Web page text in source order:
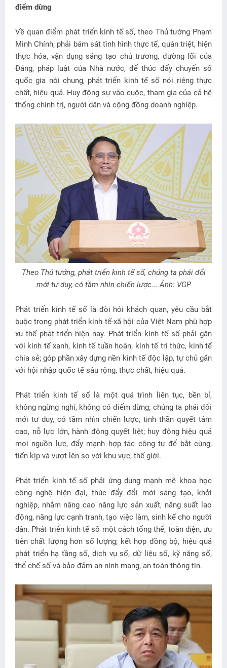
điểm dừng
Về quan điểm phát triển kinh tế số, theo Thủ tướng Phạm
Minh Chính, phải bám sát tình hình thực tế, quán triệt, hiện
thực hóa, vận dụng sáng tạo chủ trương, đường lối của
Đảng, pháp luật của Nhà nước, để thúc đẩy chuyển số
quốc gia nói chung, phát triển kinh tế số nói riêng thực
chất, hiệu quả. Huy động sự vào cuộc, tham gia của cả hệ
thống chính trị, người dân và cộng đồng doanh nghiệp.
Theo Thủ tướng, phát triển kinh tế số, chúng ta phải đổi
mới tư duy, có tầm nhìn chiến lược... Ảnh: VGP
Phát triển kinh tế số là đòi hỏi khách quan, yêu cầu bắt
buộc trong phát triển kinh tế-xã hội của Việt Nam phù hợp
xu thế phát triển hiện nay. Phát triển kinh tế số phải gắn
với kinh tế xanh, kinh tế tuần hoàn, kinh tế tri thức, kinh tế
chia sẻ; góp phần xây dựng nền kinh tế độc lập, tự chủ gắn
với hội nhập quốc tế sâu rộng, thực chất, hiệu quả.
Phát triển kinh tế số là một quá trình liên tục, bền bỉ,
không ngừng nghỉ, không có điểm dừng; chúng ta phải đổi
mới tư duy, có tầm nhìn chiến lược, tinh thần quyết tâm
cao, nỗ lực lớn, hành động quyết liệt; huy động hiệu quả
mọi nguồn lực, đẩy mạnh hợp tác công tư để bắt cùng,
tiến kịp và vượt lên so với khu vực, thế giới.
Phát triển kinh tế số phải ứng dụng mạnh mẽ khoa học
công nghệ hiện đại, thúc đẩy đổi mới sáng tạo, khởi
nghiệp, nhằm nâng cao năng lực sản xuất, năng suất lao
động, năng lực cạnh tranh, tạo việc làm, sinh kế cho người
dân. Phát triển kinh tế số một cách tổng thể, toàn diện, ưu
tiên chất lượng hơn số lượng; kết hợp đồng bộ, hiệu quả
phát triển hạ tầng số, dịch vụ số, dữ liệu số, kỹ năng số,
thể chế số và bảo đảm an ninh mạng, an toàn thông tin.